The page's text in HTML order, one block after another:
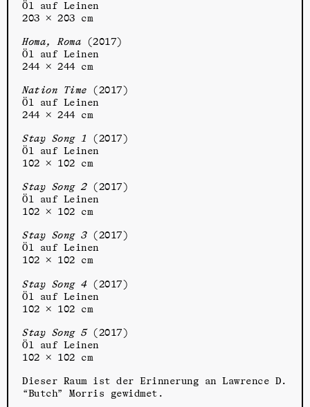
Öl auf Leinen
203 × 203 cm
Homa, Roma (2017)
Öl auf Leinen
244 × 244 cm
Nation Time (2017)
Öl auf Leinen
244 × 244 cm
Stay Song 1 (2017)
Öl auf Leinen
102 × 102 cm
Stay Song 2 (2017)
Öl auf Leinen
102 × 102 cm
Stay Song 3 (2017)
Öl auf Leinen
102 × 102 cm
Stay Song 4 (2017)
Öl auf Leinen
102 × 102 cm
Stay Song 5 (2017)
Öl auf Leinen
102 × 102 cm
Dieser Raum ist der Erinnerung an Lawrence D.
“Butch” Morris gewidmet.